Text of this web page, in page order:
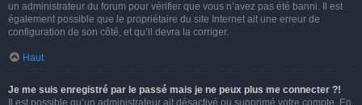
un administrateur du forum pour vérifier que vous n’avez pas été banni. Il est
également possible que le propriétaire du site Internet ait une erreur de
configuration de son côté, et qu’il devra la corriger.
Haut
Je me suis enregistré par le passé mais je ne peux plus me connecter ?!
Il est possible qu’un administrateur ait désactivé ou supprimé votre compte. En